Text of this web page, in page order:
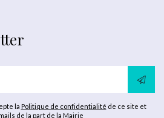
la Politique de confidentialité de ce site et
de la part de la Mairie